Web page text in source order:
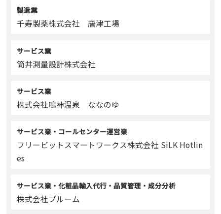
製造業
千寿製薬株式会社 唐津工場
サービス業
筒井測量設計株式会社
サービス業
株式会社鳴神温泉 ななのゆ
サービス業・コールセンター運営業
フリービットスマートワークス株式会社 SiLK Hotlin
es
サービス業・化粧品輸入代行・品質管理・成分分析
株式会社ブルーム